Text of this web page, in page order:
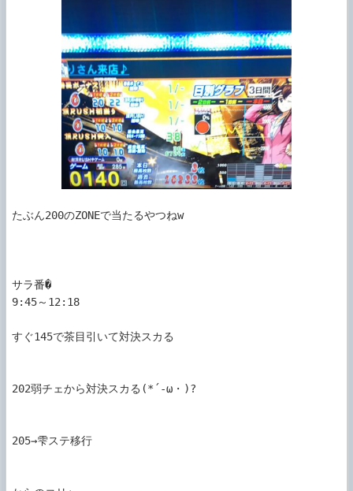
たぶん200のZONEで当たるやつねw
サラ番�
9:45～12:18
すぐ145で茶目引いて対決スカる
202弱チェから対決スカる(*´-ω・)?
205→雫ステ移行